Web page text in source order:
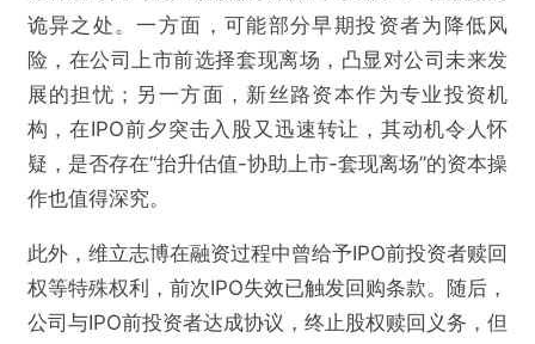
诡异之处。一方面，可能部分早期投资者为降低风
险，在公司上市前选择套现离场，凸显对公司未来发
展的担忧；另一方面，新丝路资本作为专业投资机
构，在IPO前夕突击入股又迅速转让，其动机令人怀
疑，是否存在“抬升估值-协助上市-套现离场”的资本操
作也值得深究。
此外，维立志博在融资过程中曾给予IPO前投资者赎回
权等特殊权利，前次IPO失效已触发回购条款。随后，
公司与IPO前投资者达成协议，终止股权赎回义务，但